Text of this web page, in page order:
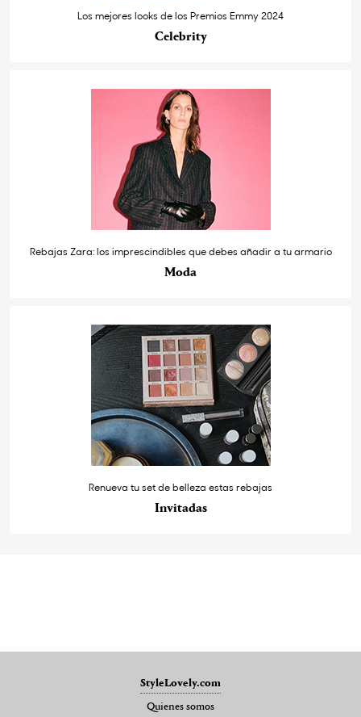
Los mejores looks de los Premios Emmy 2024
Celebrity
Rebajas Zara: los imprescindibles que debes añadir a tu armario
Moda
Renueva tu set de belleza estas rebajas
Invitadas
StyleLovely.com
Quienes somos